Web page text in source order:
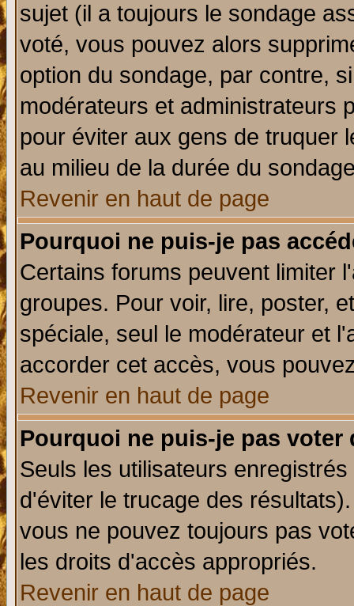
sujet (il a toujours le sondage
voté, vous pouvez alors
option du sondage, par contre,
modérateurs et administrateurs
pour éviter aux gens de truquer
au milieu de la durée du
Revenir en haut de page
Pourquoi ne puis-je pas
Certains forums peuvent limiter
groupes. Pour voir, lire, poster,
spéciale, seul le modérateur et
accorder cet accès, vous
Revenir en haut de page
Pourquoi ne puis-je pas voter
Seuls les utilisateurs
d'éviter le trucage des
vous ne pouvez toujours pas
les droits d'accès appropriés.
Revenir en haut de page